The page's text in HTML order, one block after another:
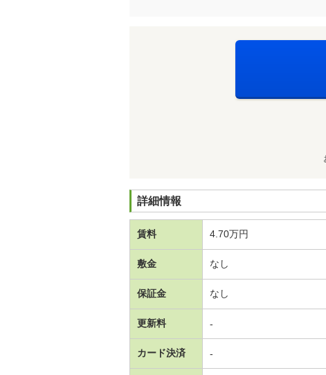
詳細情報
賃料 4.70万円
敷金 なし
保証金 なし
更新料 -
カード決済 -